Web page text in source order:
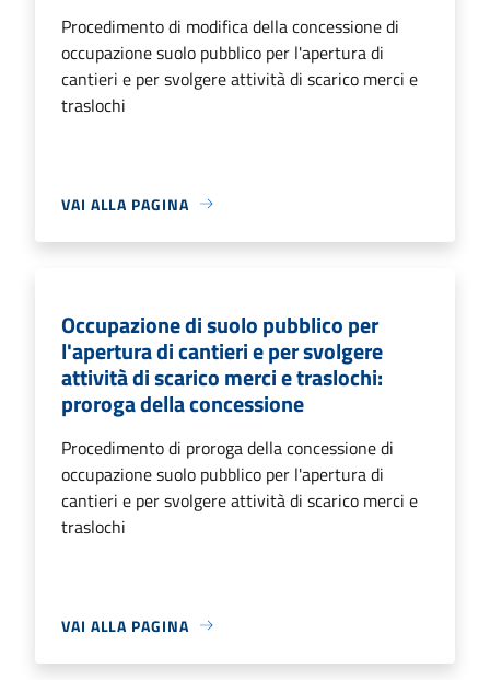
Procedimento di modifica della concessione di
occupazione suolo pubblico per l'apertura di
cantieri e per svolgere attività di scarico merci e
traslochi
VAI ALLA PAGINA
Occupazione di suolo pubblico per
l'apertura di cantieri e per svolgere
attività di scarico merci e traslochi:
proroga della concessione
Procedimento di proroga della concessione di
occupazione suolo pubblico per l'apertura di
cantieri e per svolgere attività di scarico merci e
traslochi
VAI ALLA PAGINA